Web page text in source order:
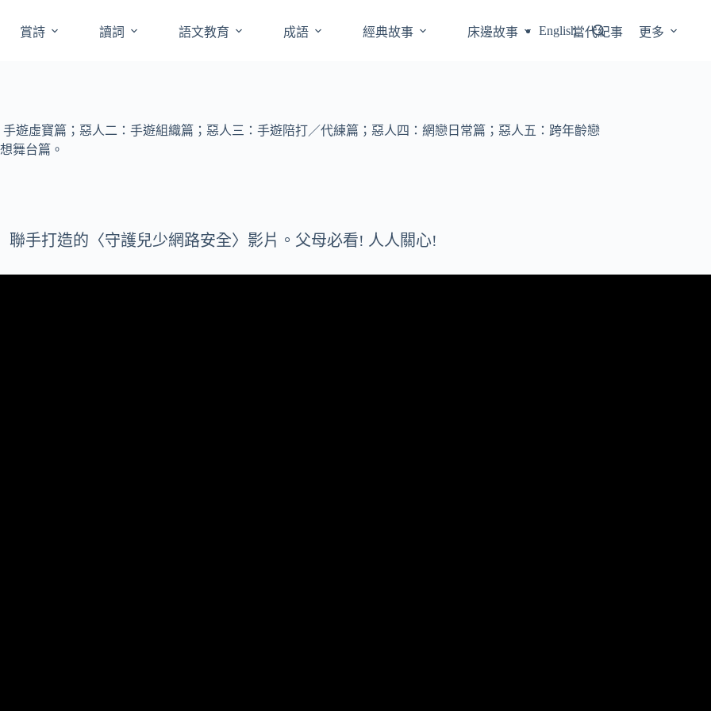
賞詩 讀詞 語文教育 成語 經典故事 床邊故事 當代紀事 更多
English
虛寶篇；惡人二：手遊組織篇；惡人三：手遊陪打／代練篇；惡人四：網戀日常篇；惡人五：跨年齡戀
舞台篇。
手打造的〈守護兒少網路安全〉影片。父母必看! 人人關心!